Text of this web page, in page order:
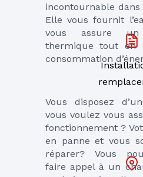
incontournable
Elle vous fournit
vous assure
thermique tout en
consommation
Vous disposez
vous voulez vous
fonctionnement ?
en panne et vous
réparer? Vous
faire appel à un